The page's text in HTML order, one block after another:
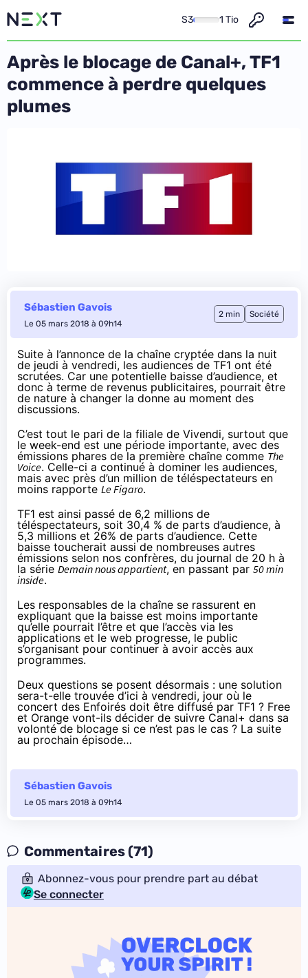
S3 1 Tio
Après le blocage de Canal+, TF1
commence à perdre quelques
plumes
Sébastien Gavois
Le 05 mars 2018 à 09h14
2 min Société
Suite à l’annonce de la chaîne cryptée dans la nuit
de jeudi à vendredi, les audiences de TF1 ont été
scrutées. Car une potentielle baisse d’audience, et
donc à terme de revenus publicitaires, pourrait être
de nature à changer la donne au moment des
discussions.
C’est tout le pari de la filiale de Vivendi, surtout que
le week-end est une période importante, avec des
émissions phares de la première chaîne comme The
Voice. Celle-ci a continué à dominer les audiences,
mais avec près d’un million de téléspectateurs en
moins rapporte Le Figaro.
TF1 est ainsi passé de 6,2 millions de
téléspectateurs, soit 30,4 % de parts d’audience, à
5,3 millions et 26% de parts d’audience. Cette
baisse toucherait aussi de nombreuses autres
émissions selon nos confrères, du journal de 20 h à
la série Demain nous appartient, en passant par 50 min
inside.
Les responsables de la chaîne se rassurent en
expliquant que la baisse est moins importante
qu’elle pourrait l’être et que l’accès via les
applications et le web progresse, le public
s’organisant pour continuer à avoir accès aux
programmes.
Deux questions se posent désormais : une solution
sera-t-elle trouvée d’ici à vendredi, jour où le
concert des Enfoirés doit être diffusé par TF1 ? Free
et Orange vont-ils décider de suivre Canal+ dans sa
volonté de blocage si ce n’est pas le cas ? La suite
au prochain épisode…
Sébastien Gavois
Le 05 mars 2018 à 09h14
Commentaires (71)
Abonnez-vous pour prendre part au débat
Se connecter